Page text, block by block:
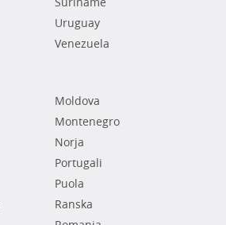
Uruguay
Venezuela
Moldova
Montenegro
Norja
Portugali
Puola
Ranska